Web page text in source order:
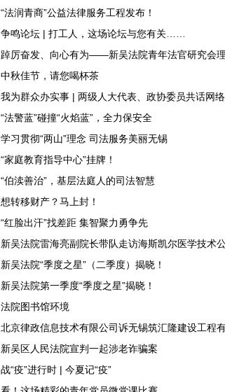
“法润青商”公益法律服务工程发布！
争鸣论坛 | 打工人，这场论坛与您有关……
踔厉奋发、向心有为——新吴法院青年法官研究会
中秋佳节，请您喝杯茶
我为群众办实事 | 两级人大代表、政协委员共话网
“法警蓝”碰撞“火焰蓝”，全力保安全
学习贯彻“两山”理念 司法服务美丽无锡
“家庭教育指导中心”挂牌！
“伯渎善治”，基层法庭人的司法智慧
想转移财产？马上封！
“红脸出汗”找差距 集智聚力勇争先
新吴法院雷海亮副院长带队走访海斯凯尔医学技术
新吴法院“季度之星”（二季度）揭晓！
新吴法院第一季度“季度之星”揭晓！
法院图书馆环境
北京律政信息技术有限公司诉无锡筑汇隆建设工程
新吴区人民法院宣判一起涉老诈骗案
战“疫”进行时 | 今夏记“疫”